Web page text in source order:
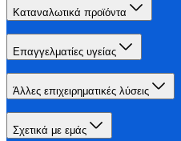
Καταναλωτικά προϊόντα
Επαγγελματίες υγείας
Άλλες επιχειρηματικές λύσεις
Σχετικά με εμάς